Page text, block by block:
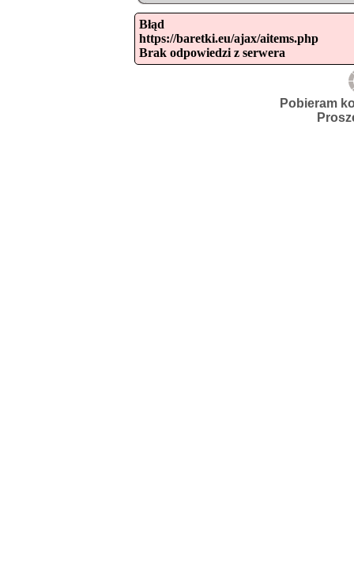
Błąd
https://baretki.eu/ajax/aitems.php
Brak odpowiedzi z serwera
Pobieram